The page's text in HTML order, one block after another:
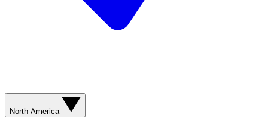
North America